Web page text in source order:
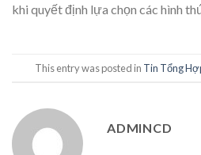
khi quyết định lựa chọn các hình
This entry was posted in Tin Tổng
ADMINCD